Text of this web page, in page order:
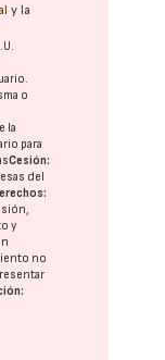
y la
o
la
para
Cesión:
del
y
no